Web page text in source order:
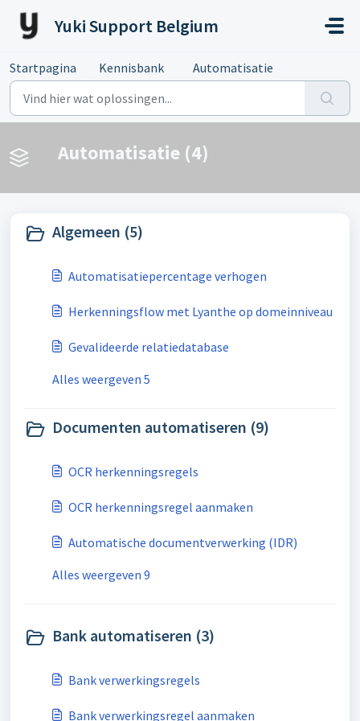
Yuki Support Belgium
Startpagina Kennisbank Automatisatie
Automatisatie (4)
Algemeen (5)
Automatisatiepercentage verhogen
Herkenningsflow met Lyanthe op domeinniveau
Gevalideerde relatiedatabase
Alles weergeven 5
Documenten automatiseren (9)
OCR herkenningsregels
OCR herkenningsregel aanmaken
Automatische documentverwerking (IDR)
Alles weergeven 9
Bank automatiseren (3)
Bank verwerkingsregels
Bank verwerkingsregel aanmaken